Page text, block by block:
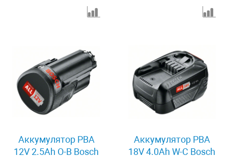
Аккумулятор PBA
12V 2.5Ah O-B Bosch
Аккумулятор PBA
18V 4.0Ah W-C Bosch